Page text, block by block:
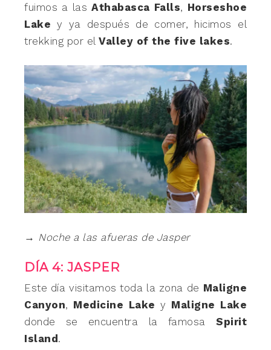
fuimos a las Athabasca Falls, Horseshoe
Lake y ya después de comer, hicimos el
trekking por el Valley of the five lakes.
→ Noche a las afueras de Jasper
DÍA 4: JASPER
Este día visitamos toda la zona de Maligne
Canyon, Medicine Lake y Maligne Lake
donde se encuentra la famosa Spirit
Island .